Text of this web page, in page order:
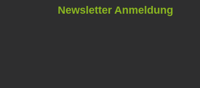
Newsletter Anmeldung